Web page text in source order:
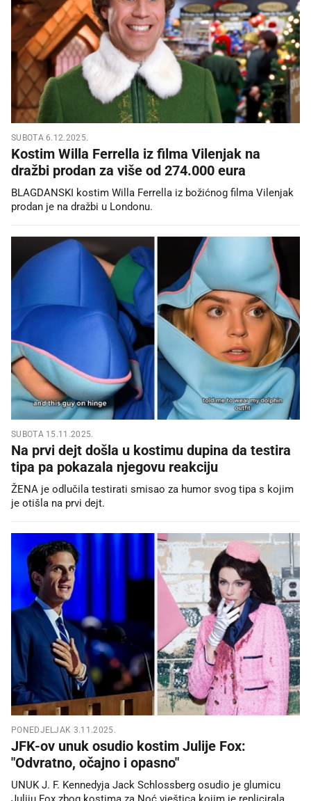
SUBOTA 6.12.2025.
Kostim Willa Ferrella iz filma Vilenjak na
dražbi prodan za više od 274.000 eura
BLAGDANSKI kostim Willa Ferrella iz božićnog filma Vilenjak
prodan je na dražbi u Londonu.
SUBOTA 15.11.2025.
Na prvi dejt došla u kostimu dupina da testira
tipa pa pokazala njegovu reakciju
ŽENA je odlučila testirati smisao za humor svog tipa s kojim
je otišla na prvi dejt.
PONEDJELJAK 3.11.2025.
JFK-ov unuk osudio kostim Julije Fox:
"Odvratno, očajno i opasno"
UNUK J. F. Kennedyja Jack Schlossberg osudio je glumicu